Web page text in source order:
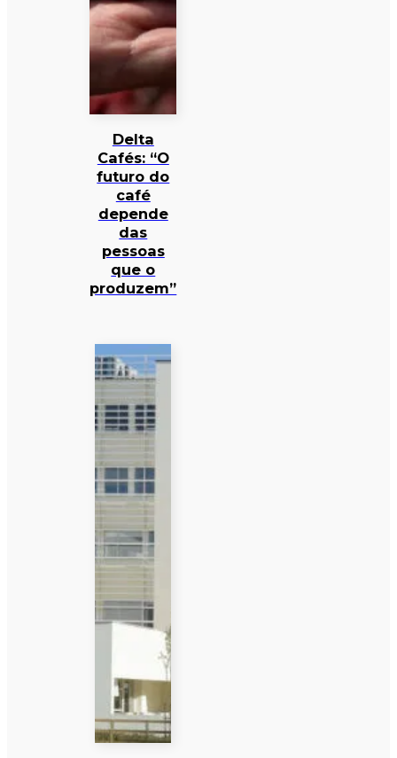
Delta
Cafés: “O
futuro do
café
depende
das
pessoas
que o
produzem”